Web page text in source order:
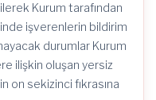
Kurum tarafından
işverenlerin bildirim
durumlar Kurum
ilişkin oluşan yersiz
on sekizinci fıkrasına